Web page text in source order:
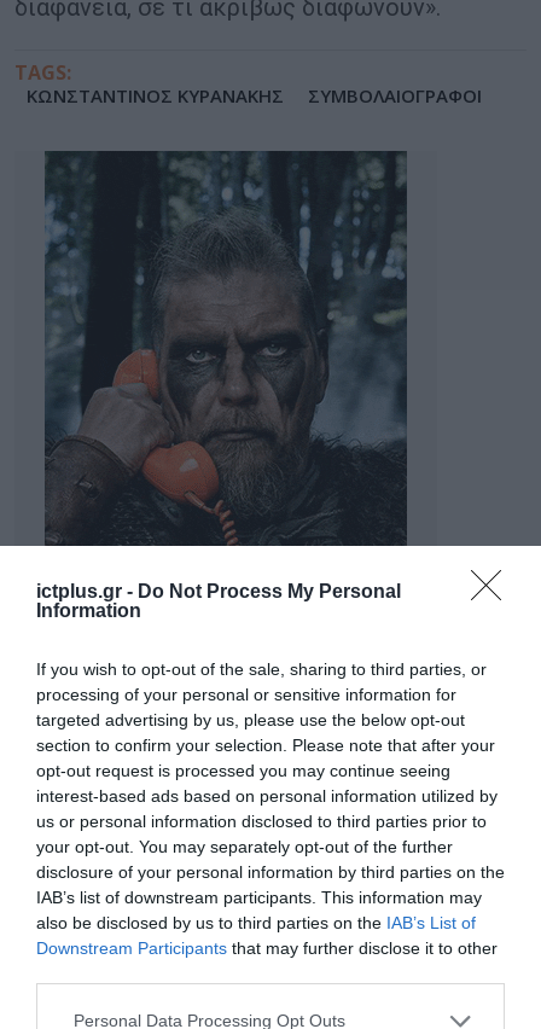
ictplus.gr - Do Not Process My Personal
Information
If you wish to opt-out of the sale, sharing to third parties, or
processing of your personal or sensitive information for
targeted advertising by us, please use the below opt-out
section to confirm your selection. Please note that after your
opt-out request is processed you may continue seeing
interest-based ads based on personal information utilized by
us or personal information disclosed to third parties prior to
your opt-out. You may separately opt-out of the further
disclosure of your personal information by third parties on the
IAB’s list of downstream participants. This information may
also be disclosed by us to third parties on the IAB’s List of
Downstream Participants that may further disclose it to other
Please note that this website/app uses one or more Google
Personal Data Processing Opt Outs
διαφάνεια, σε τι ακριβώς διαφωνούν».
TAGS:
ΚΩΝΣΤΑΝΤΙΝΟΣ ΚΥΡΑΝΑΚΗΣ ΣΥΜΒΟΛΑΙΟΓΡΑΦΟΙ
ΡΟΗ ΕΙΔΗΣΕΩΝ
Gaming Police”